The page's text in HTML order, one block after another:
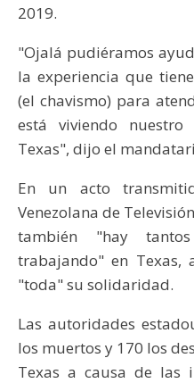
2019.
"Ojalá pudiéramos
la experiencia que
(el chavismo) para
está viviendo
Texas", dijo el
En un acto
Venezolana de
también "hay
trabajando" en Texas,
"toda" su solidaridad.
Las autoridades
los muertos y 170 los
Texas a causa de las